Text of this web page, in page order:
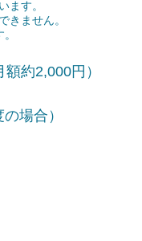
ます。
きません。
額約2,000円）
場合）